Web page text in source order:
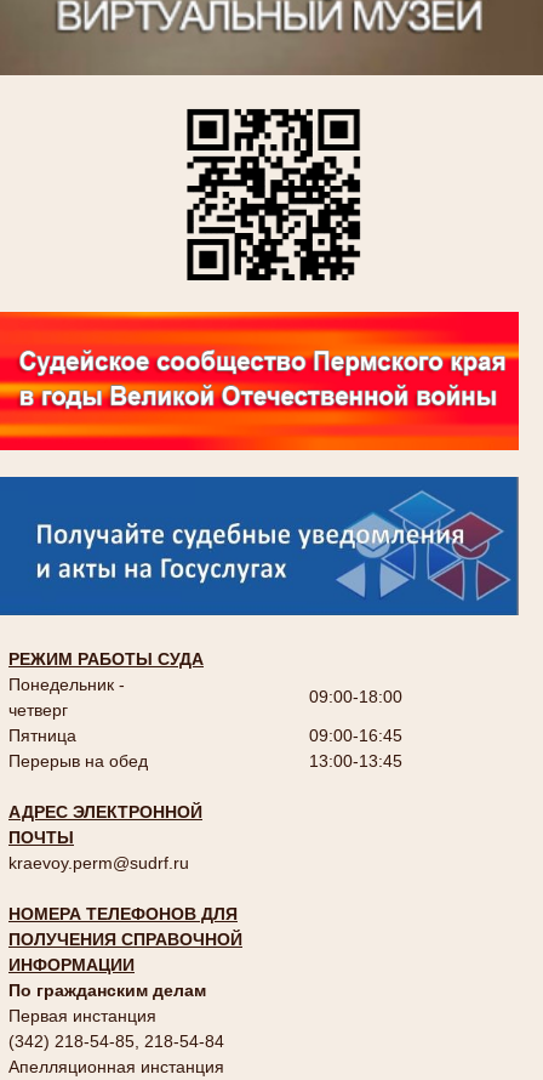
РЕЖИМ РАБОТЫ СУДА
Понедельник -
четверг
09:00-18:00
Пятница
09:00-16:45
Перерыв на обед
13:00-13:45
АДРЕС ЭЛЕКТРОННОЙ
ПОЧТЫ
kraevoy.perm@sudrf.ru
НОМЕРА ТЕЛЕФОНОВ ДЛЯ
ПОЛУЧЕНИЯ СПРАВОЧНОЙ
ИНФОРМАЦИИ
По гражданским делам
Первая инстанция
(342) 218-54-85, 218-54-84
Апелляционная инстанция